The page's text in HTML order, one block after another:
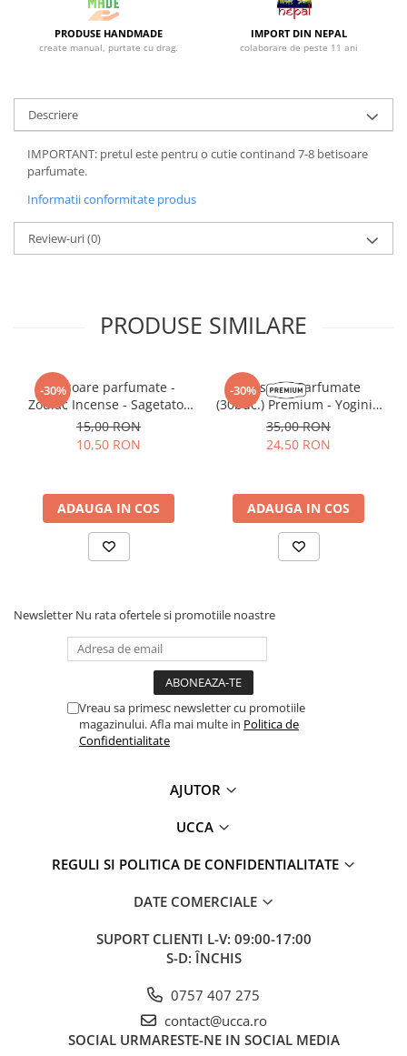
PRODUSE HANDMADE
create manual, purtate cu drag.
IMPORT DIN NEPAL
colaborare de peste 11 ani
Descriere
IMPORTANT: pretul este pentru o cutie continand 7-8 betisoare
parfumate.
Informatii conformitate produs
Review-uri(0)
PRODUSE SIMILARE
-30%
Betisoare parfumate -
Zodiac Incense - Sagetator
(White Sage)
15,00 RON
10,50 RON
ADAUGA IN COS
-30%
Betisoare Parfumate
(30buc.) Premium - Yogini -
Smoke Therapy Incense
35,00 RON
24,50 RON
ADAUGA IN COS
Newsletter Nu rata ofertele si promotiile noastre
Vreau sa primesc newsletter cu promotiile
magazinului. Afla mai multe in Politica de
Confidentialitate
AJUTOR
UCCA
REGULI SI POLITICA DE CONFIDENTIALITATE
DATE COMERCIALE
SUPORT CLIENTI L-V: 09:00-17:00
S-D: ÎNCHIS
0757 407 275
contact@ucca.ro
SOCIAL URMARESTE-NE IN SOCIAL MEDIA